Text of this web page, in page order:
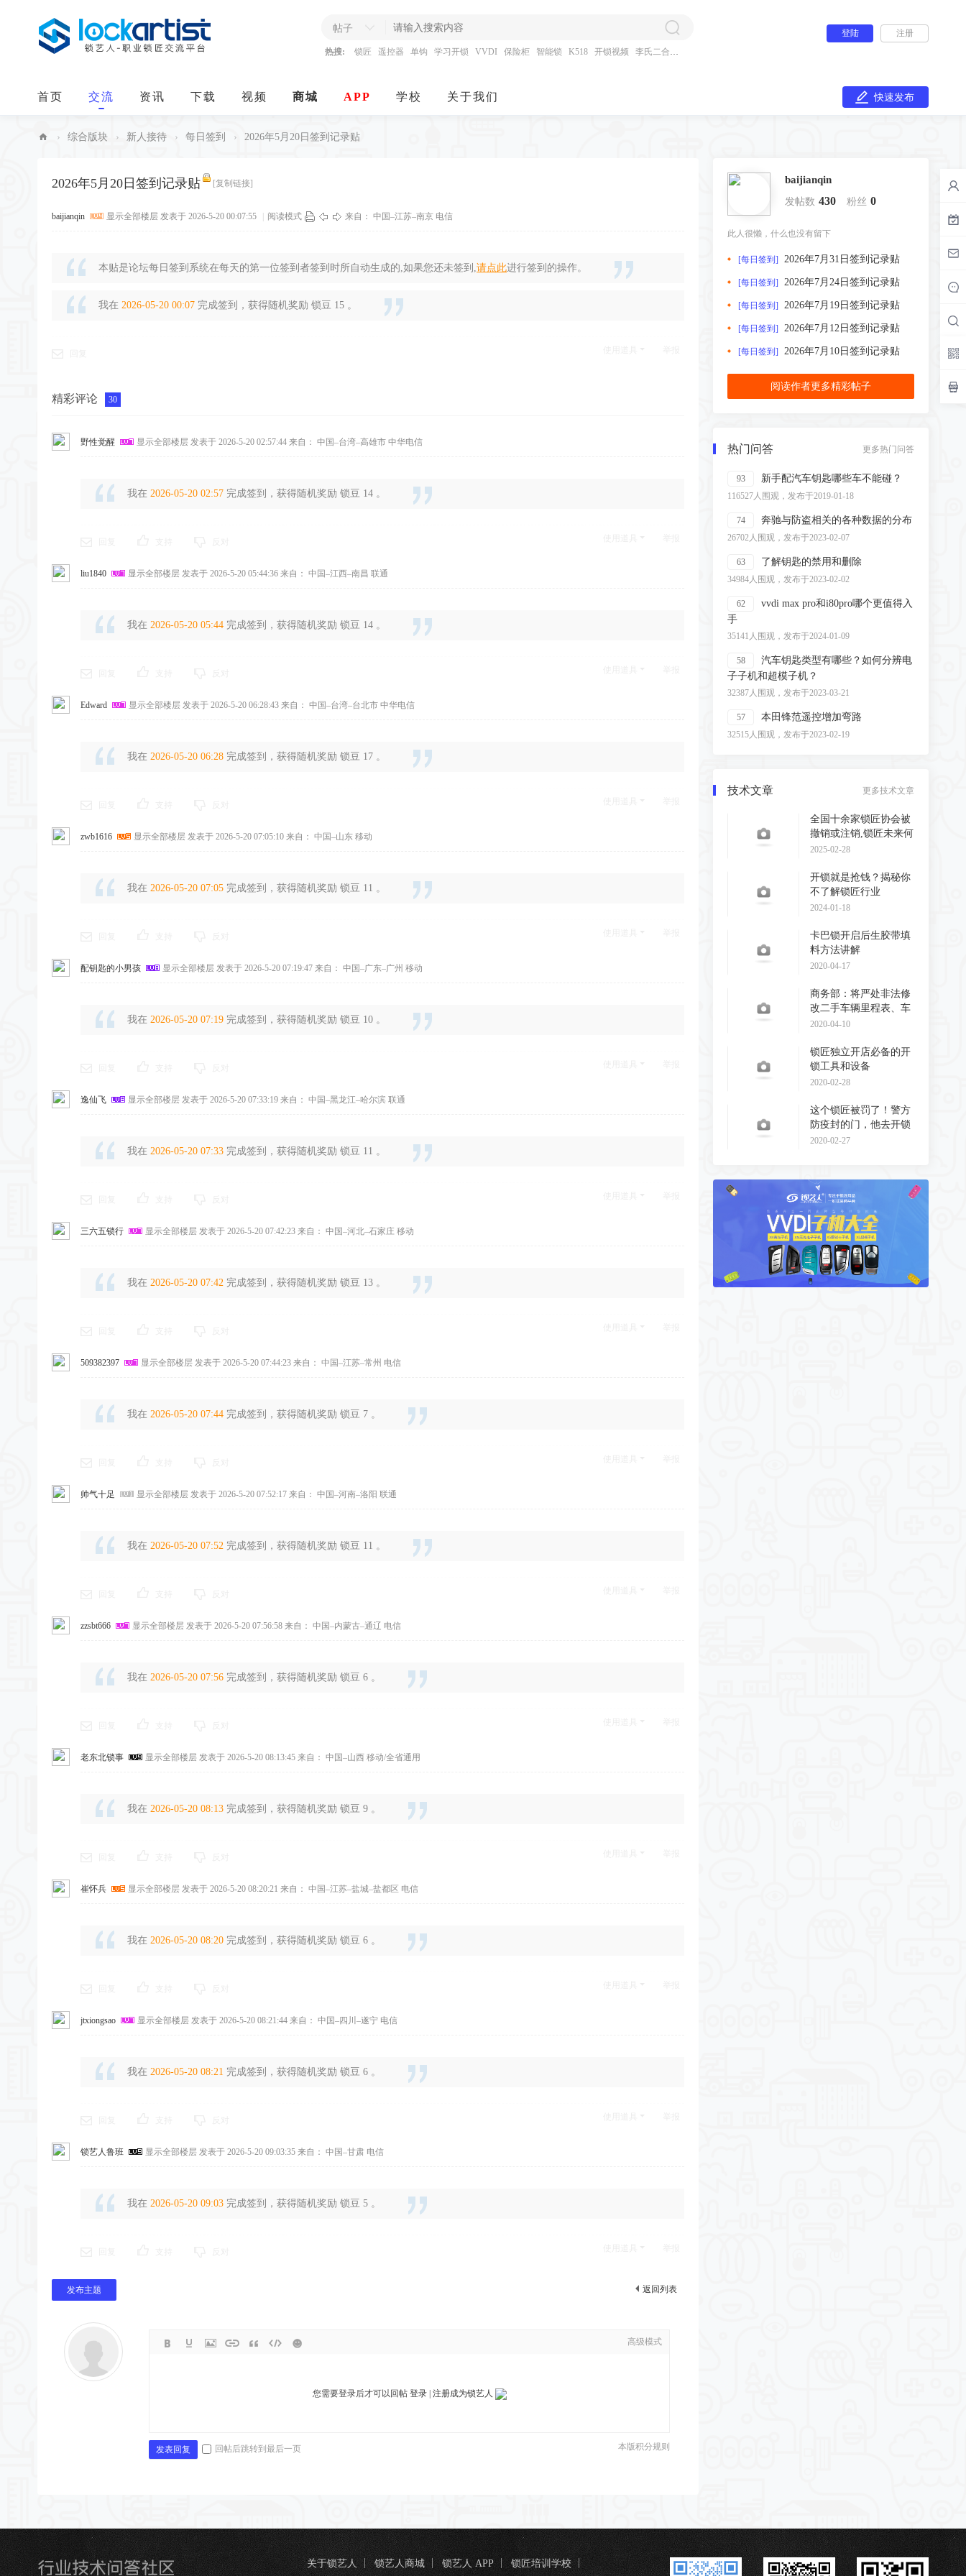
帖子
热搜: 锁匠 遥控器 单钩 学习开锁 VVDI 保险柜 智能锁 K518 开锁视频 李氏二合一
登陆 注册
首页 交流 资讯 下载 视频 商城 APP 学校 关于我们 快速发布
› 综合版块 › 新人接待 › 每日签到 › 2026年5月20日签到记录贴
baijianqin
发帖数 430 粉丝 0
此人很懒，什么也没有留下
[每日签到] 2026年7月31日签到记录贴
[每日签到] 2026年7月24日签到记录贴
[每日签到] 2026年7月19日签到记录贴
[每日签到] 2026年7月12日签到记录贴
[每日签到] 2026年7月10日签到记录贴
阅读作者更多精彩帖子
热门问答 更多热门问答
93 新手配汽车钥匙哪些车不能碰？
116527人围观，发布于2019-01-18
74 奔驰与防盗相关的各种数据的分布
26702人围观，发布于2023-02-07
63 了解钥匙的禁用和删除
34984人围观，发布于2023-02-02
62
vvdi max pro和i80pro哪个更值得入
手
35141人围观，发布于2024-01-09
58
汽车钥匙类型有哪些？如何分辨电
子子机和超模子机？
32387人围观，发布于2023-03-21
57 本田锋范遥控增加弯路
32515人围观，发布于2023-02-19
技术文章 更多技术文章
全国十余家锁匠协会被
撤销或注销,锁匠未来何
去何从?
2025-02-28
开锁就是抢钱？揭秘你
不了解锁匠行业
2024-01-18
卡巴锁开启后生胶带填
料方法讲解
2020-04-17
商务部：将严处非法修
改二手车辆里程表、车
辆识别代码和发动
2020-04-10
锁匠独立开店必备的开
锁工具和设备
2020-02-28
这个锁匠被罚了！警方
防疫封的门，他去开锁
了！
2020-02-27
2026年5月20日签到记录贴 [复制链接]
baijianqin 显示全部楼层 发表于 2026-5-20 00:07:55 阅读模式 来自： 中国–江苏–南京 电信
本贴是论坛每日签到系统在每天的第一位签到者签到时所自动生成的,如果您还未签到,请点此进行签到的操作。
我在 2026-05-20 00:07 完成签到，获得随机奖励 锁豆 15 。
精彩评论 30
野性觉醒 显示全部楼层 发表于 2026-5-20 02:57:44 来自： 中国–台湾–高雄市 中华电信
我在 2026-05-20 02:57 完成签到，获得随机奖励 锁豆 14 。
liu1840 显示全部楼层 发表于 2026-5-20 05:44:36 来自： 中国–江西–南昌 联通
我在 2026-05-20 05:44 完成签到，获得随机奖励 锁豆 14 。
Edward 显示全部楼层 发表于 2026-5-20 06:28:43 来自： 中国–台湾–台北市 中华电信
我在 2026-05-20 06:28 完成签到，获得随机奖励 锁豆 17 。
zwb1616 显示全部楼层 发表于 2026-5-20 07:05:10 来自： 中国–山东 移动
我在 2026-05-20 07:05 完成签到，获得随机奖励 锁豆 11 。
配钥匙的小男孩 显示全部楼层 发表于 2026-5-20 07:19:47 来自： 中国–广东–广州 移动
我在 2026-05-20 07:19 完成签到，获得随机奖励 锁豆 10 。
逸仙飞 显示全部楼层 发表于 2026-5-20 07:33:19 来自： 中国–黑龙江–哈尔滨 联通
我在 2026-05-20 07:33 完成签到，获得随机奖励 锁豆 11 。
三六五锁行 显示全部楼层 发表于 2026-5-20 07:42:23 来自： 中国–河北–石家庄 移动
我在 2026-05-20 07:42 完成签到，获得随机奖励 锁豆 13 。
509382397 显示全部楼层 发表于 2026-5-20 07:44:23 来自： 中国–江苏–常州 电信
我在 2026-05-20 07:44 完成签到，获得随机奖励 锁豆 7 。
帅气十足 显示全部楼层 发表于 2026-5-20 07:52:17 来自： 中国–河南–洛阳 联通
我在 2026-05-20 07:52 完成签到，获得随机奖励 锁豆 11 。
zzsbt666 显示全部楼层 发表于 2026-5-20 07:56:58 来自： 中国–内蒙古–通辽 电信
我在 2026-05-20 07:56 完成签到，获得随机奖励 锁豆 6 。
老东北锁事 显示全部楼层 发表于 2026-5-20 08:13:45 来自： 中国–山西 移动/全省通用
我在 2026-05-20 08:13 完成签到，获得随机奖励 锁豆 9 。
崔怀兵 显示全部楼层 发表于 2026-5-20 08:20:21 来自： 中国–江苏–盐城–盐都区 电信
我在 2026-05-20 08:20 完成签到，获得随机奖励 锁豆 6 。
jtxiongsao 显示全部楼层 发表于 2026-5-20 08:21:44 来自： 中国–四川–遂宁 电信
我在 2026-05-20 08:21 完成签到，获得随机奖励 锁豆 6 。
锁艺人鲁班 显示全部楼层 发表于 2026-5-20 09:03:35 来自： 中国–甘肃 电信
我在 2026-05-20 09:03 完成签到，获得随机奖励 锁豆 5 。
发布主题 返回列表
高级模式
您需要登录后才可以回帖 登录| 注册成为锁艺人
本版积分规则
发表回复 回帖后跳转到最后一页
关于锁艺人 锁艺人商城 锁艺人 APP
锁匠培训学校